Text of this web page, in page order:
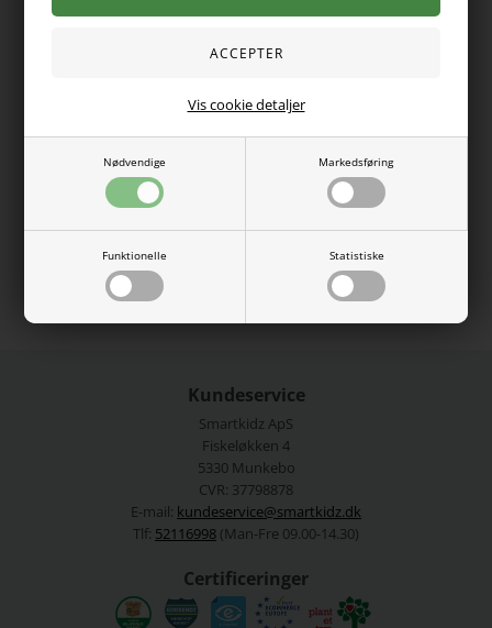
Nødvendige Markedsføring
Funktionelle Statistiske
Vis cookie detaljer
Varen er desværre udsolgt
Sød t-shirt fra Name it med et fint print på maven. Blusen er
95% økologisk bomuld, 5% elastan.
Vaskes ved 40 grader.
Varenummer: 13228145-4810084
Kundeservice
Smartkidz ApS
Fiskeløkken 4
5330 Munkebo
CVR: 37798878
E-mail: kundeservice@smartkidz.dk
Tlf: 52116998 (Man-Fre 09.00-14.30)
Certificeringer